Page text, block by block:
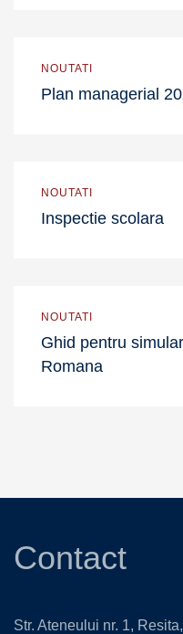
NOUTATI
Plan managerial
NOUTATI
Inspectie scolara
NOUTATI
Ghid pentru
Romana
Contact
Str. Ateneului nr. 1,